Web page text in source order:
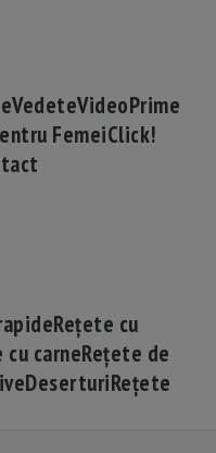
VedeteVideoPrime
FemeiClick!
Rețete cu
cu carneRețete de
DeserturiRețete